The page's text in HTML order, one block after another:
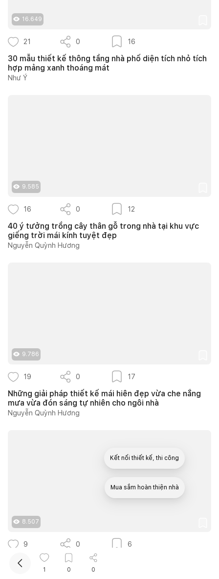
16.649
21 0 16
30 mẫu thiết kế thông tầng nhà phố diện tích nhỏ tích
hợp mảng xanh thoáng mát
Như Ý
9.585
16 0 12
40 ý tưởng trồng cây thân gỗ trong nhà tại khu vực
giếng trời mái kính tuyệt đẹp
Nguyễn Quỳnh Hương
9.786
19 0 17
Những giải pháp thiết kế mái hiên đẹp vừa che nắng
mưa vừa đón sáng tự nhiên cho ngôi nhà
Nguyễn Quỳnh Hương
8.507
9 0 6
30 gợi ý thiết kế vườn rau mini tại nhà từ căn hộ đến
nhà phố cực dễ áp dụng
1 0 0
Kết nối thiết kế, thi công
Mua sắm hoàn thiện nhà